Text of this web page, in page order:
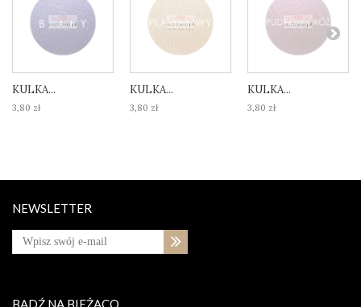
KULKA...
3,80 zł
KULKA...
3,80 zł
KULKA...
3,80 zł
NEWSLETTER
BĄDŹ NA BIEŻĄCO